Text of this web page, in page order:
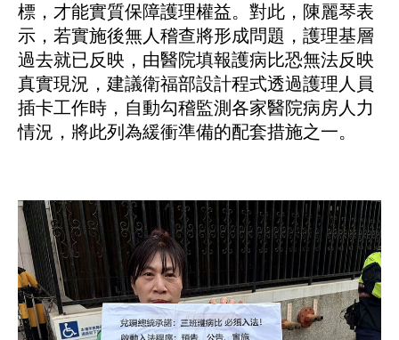
標，才能實質保障護理權益。對此，陳麗琴表
示，若實施後無人稽查將形成問題，護理基層
過去就已反映，由醫院填報護病比恐無法反映
真實現況，建議衛福部設計程式透過護理人員
插卡工作時，自動勾稽監測各家醫院病房人力
情況，將此列為緩衝準備的配套措施之一。